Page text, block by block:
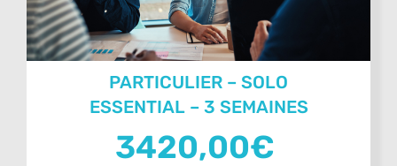
PARTICULIER – SOLO
ESSENTIAL – 3 SEMAINES
3420,00€